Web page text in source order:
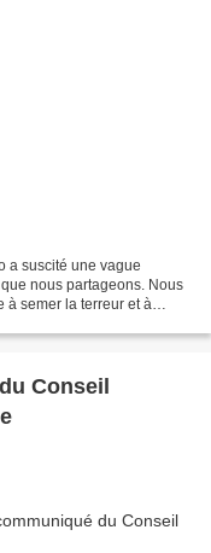
a suscité une vague
nous partageons. Nous
à semer la terreur et à
Conseil